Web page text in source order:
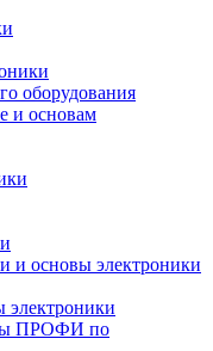
оборудования
и основам
и основы электроники
электроники
ПРОФИ по